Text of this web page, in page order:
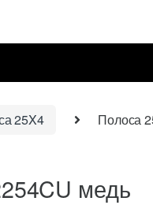
25X4
Полоса
медь